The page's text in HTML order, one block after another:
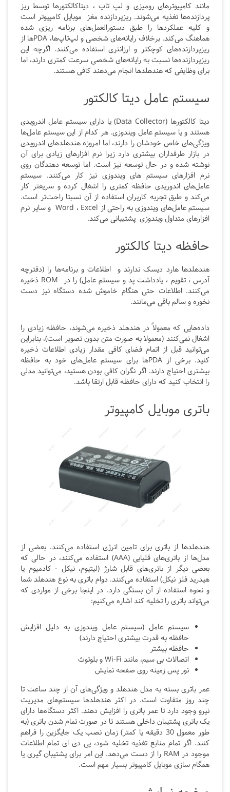
مانند کامپیوترهای رومیزی و لپ تاپ ، دیتاکالکتورها توسط ریز
پردازنده‌ها تغذیه می‌شوند. ریزپردازنده مغز موبایل کامپیوتر است
و کلیه عملکردها را طبق دستورالعمل‌های برنامه ریزی شده
هماهنگ می‌کند. برخلاف رایانه‌های شخصی و لپ‌تاپ‌ها، PDAها از
ریزپردازنده‌های کوچکتر و ارزانتری استفاده می‌کنند. اگرچه این
ریزپردازنده‌ها نسبت به رایانه‌های شخصی سرعت کمتری دارند، اما
برای وظایفی که هندهلدها انجام می‌دهند کافی هستند.
سیستم عامل دیتا کالکتور
دیتا کالکتورها (Data Collector) یا دارای سیستم عامل اندرویدی
هستند و یا سیستم عامل ویندوزی. هر کدام از این سیستم عامل‌ها
ویژگی‌های خاص خودشان را دارند، اما امروزه هندهلدهای اندرویدی
در بازار طرفداران بیشتری دارد زیرا نرم افزارهای زیادی برای آن
نوشته شده و در حال توسعه نیز است. اما توسعه دهندگان روی
نرم افزارهای سیستم های ویندوزی نیز کار می‌کنند. سیستم
عامل‌های اندوریدی حافظه کمتری را اشغال کرده و سریعتر کار
می‌کند و طبق تجربه کاربران استفاده از آن نسبتا راحت‌تر است.
سیستم عامل‌های ویندوزی به راحتی از Word ، Excel
و سایر نرم
افزارهای متداول ویندوزی پشتیبانی می‌کند.
حافظه دیتا کالکتور
هندهلدها هارد دیسک ندارند و اطلاعات و برنامه‌ها را (دفترچه
آدرس ، تقویم ، یادداشت پد و سیستم عامل) را در ROM ذخیره
می‌کنند. اطلاعات حتی هنگام خاموش شده دستگاه نیز دست
نخوره و سالم باقی می‌مانند.
داده‌هایی که معمولاً در هندهلد ذخیره می‌شوند، حافظه زیادی را
اشغال نمی‌کنند (معمولا به صورت متن بدون تصویر است)، بنابراین
می‌توانید قبل از اتمام فضای کافی مقدار زیادی اطلاعات ذخیره
کنید. برخی از PDA‌ها برای سیستم عامل‌های خود به حافظه
بیشتری احتیاج دارند. اگر نگران کافی بودن هستید، می‌توانید مدلی
را انتخاب کنید که دارای حافظه قابل ارتقا باشد.
باتری موبایل کامپیوتر
هندهلدها از باتری برای تامین انرژی استفاده می‌کنند. بعضی از
مدل‌ها از باتری‌های قلیایی (AAA) استفاده می‌كنند، در حالی كه
بعضی دیگر از باتری‌های قابل شارژ (لیتیوم، نیكل - كادمیوم یا
هیدرید فلز نیكل) استفاده می‌كنند. دوام باتری به نوع هندهلد شما
و نحوه استفاده از آن بستگی دارد. در اینجا برخی از مواردی که
می‌تواند باتری را تخلیه کند اشاره می‌کنیم:
سیستم عامل (سیستم عامل ویندوزی به دلیل افزایش
حافظه به قدرت بیشتری احتیاج دارند)
حافظه بیشتر
اتصالات بی سیم، مانند Wi-Fi
و بلوتوث
نور پس زمینه روی صفحه نمایش
عمر باتری بسته به مدل هندهلد و ویژگی‌های آن از چند ساعت تا
چند روز متفاوت است. در اکثر هندهلدها سیستم‌های مدیریت
نیرو وجود دارد تا عمر باتری را افزایش دهند. اکثر دستگاه‌ها دارای
یک باتری پشتیبان داخلی هستند تا در صورت تمام شدن باتری (به
طور معمول 30 دقیقه یا کمتر) زمان نصب یک جایگزین را فراهم
کنند. اگر تمام منابع تغذیه تخلیه شود، پی دی ای تمام اطلاعات
موجود در RAM
را از دست می‌دهد. این امر برای پشتیبان گیری یا
همگام سازی موبایل کامپیوتر بسیار مهم است.